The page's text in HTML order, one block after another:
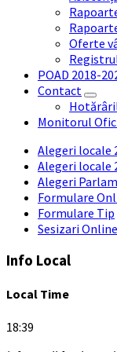
Oferte
POAD 2018-
Contact
Monitorul
Alegeri locale
Alegeri locale
Alegeri
Formulare
Formulare Tip
Sesizari Online
Info Local
Local Time
18:39